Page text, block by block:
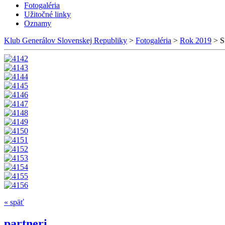
Fotogaléria
Užitočné linky
Oznamy
Klub Generálov Slovenskej Republiky > Fotogaléria > Rok 2019 >
« späť